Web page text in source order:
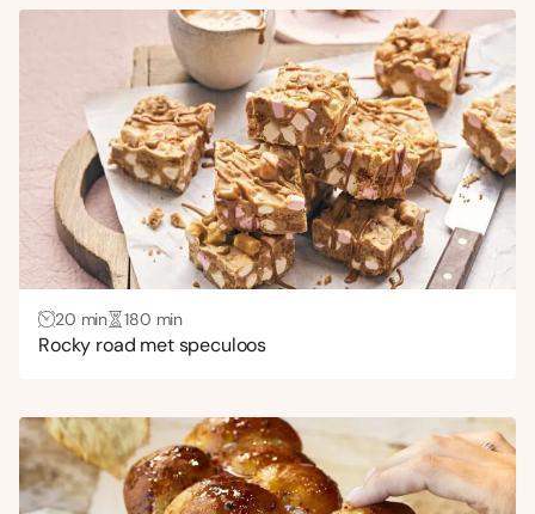
20 min 180 min
Rocky road met speculoos